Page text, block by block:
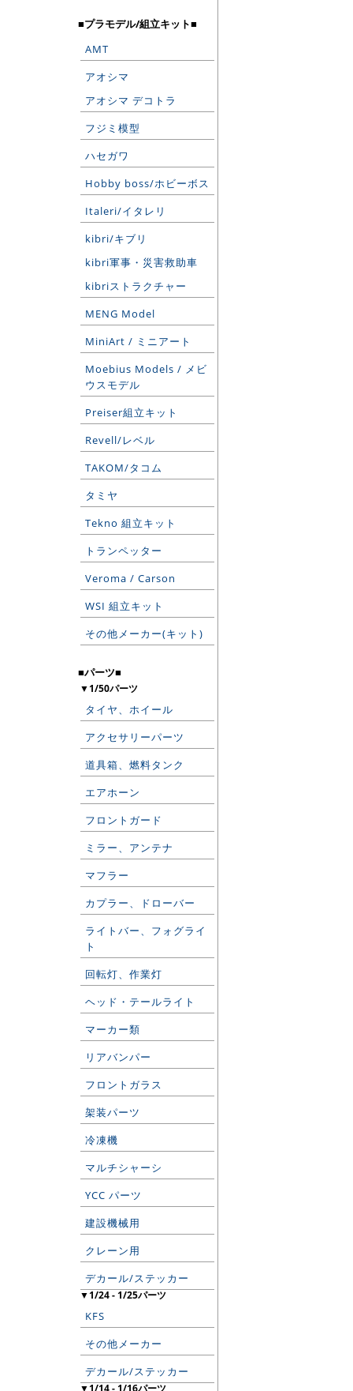
■プラモデル/組立キット■
AMT
アオシマ
アオシマ デコトラ
フジミ模型
ハセガワ
Hobby boss/ホビーボス
Italeri/イタレリ
kibri/キブリ
kibri軍事・災害救助車
kibriストラクチャー
MENG Model
MiniArt / ミニアート
Moebius Models / メビ
ウスモデル
Preiser組立キット
Revell/レベル
TAKOM/タコム
タミヤ
Tekno 組立キット
トランペッター
Veroma / Carson
WSI 組立キット
その他メーカー(キット)
■パーツ■
▼1/50パーツ
タイヤ、ホイール
アクセサリーパーツ
道具箱、燃料タンク
エアホーン
フロントガード
ミラー、アンテナ
マフラー
カプラー、ドローバー
ライトバー、フォグライ
ト
回転灯、作業灯
ヘッド・テールライト
マーカー類
リアバンパー
フロントガラス
架装パーツ
冷凍機
マルチシャーシ
YCC パーツ
建設機械用
クレーン用
デカール/ステッカー
▼1/24 - 1/25パーツ
KFS
その他メーカー
デカール/ステッカー
▼1/14 - 1/16パーツ